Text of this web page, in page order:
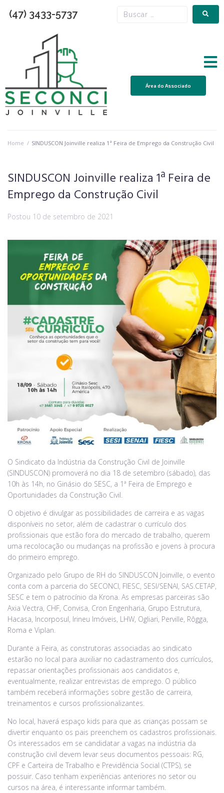
(47) 3433-5737
Área do Associado
Home / SINDUSCON Joinville realiza 1ª Feira de Emprego da Construção Civil
SINDUSCON Joinville realiza 1ª Feira de
Emprego da Construção Civil
Postou 10 de setembro de 2021
O Sindicato da Indústria da Construção Civil de Joinville
(SINDUSCON) promoverá no dia 18 de setembro (sábado), das
10h às 14h, no Ginásio do SESC, a 1ª Feira de Emprego e
Oportunidades da Construção Civil.
O objetivo é divulgar as possibilidades de carreira e as vagas
disponíveis no setor, além de cadastrar o currículo dos
profissionais que estão fora do mercado de trabalho, querem
uma recolocação ou mudanças na profissão e jovens à procura
do primeiro emprego.
Organizado pelo Grupo de RH do SINDUSCON Joinville, o evento
conta com a parceria do SECONCI, FIESC, SESI/SENAI, SAS.CETAP,
SESC e tem o patrocínio da Krona. As empresas parceiras são
Axia Vectra, CHF, Convisa, Cron Engenharia, Grupo Estrutura,
Hacasa, Incorposul, Irineu Imóveis, LHW, Ogliari, Perville, Rôgga,
Roma e Viplan.
Durante a Feira, as construtoras associadas ao sindicato
estarão no local para auxiliar no cadastramento dos currículos,
repassar orientações profissionais aos candidatos e,
eventualmente, realizar entrevistas de emprego. O público
também receberá informações sobre gestão de carreira,
treinamentos e cursos profissionalizantes.
No local, haverá espaço kids para que as crianças possam se
divertir enquanto os pais preenchem os cadastros profissionais.
Os interessados em se candidatar a vagas na indústria da
construção civil devem levar seus documentos pessoais: RG,
CPF e Carteira de Trabalho e Previdência Social (CTPS), se
possuir. Caso tenham experiências anteriores no setor ou
cursos na área, é interessante informar também.